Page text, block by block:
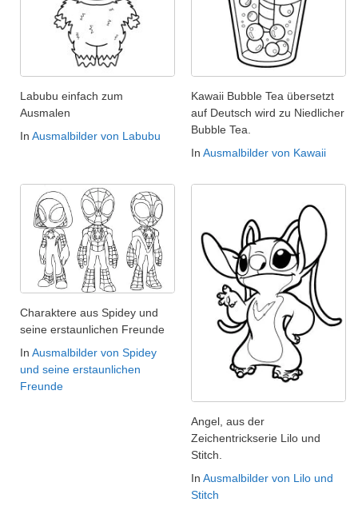
Labubu einfach zum
Ausmalen
In Ausmalbilder von Labubu
Kawaii Bubble Tea übersetzt
auf Deutsch wird zu Niedlicher
Bubble Tea.
In Ausmalbilder von Kawaii
Charaktere aus Spidey und
seine erstaunlichen Freunde
In Ausmalbilder von Spidey
und seine erstaunlichen
Freunde
Angel, aus der
Zeichentrickserie Lilo und
Stitch.
In Ausmalbilder von Lilo und
Stitch